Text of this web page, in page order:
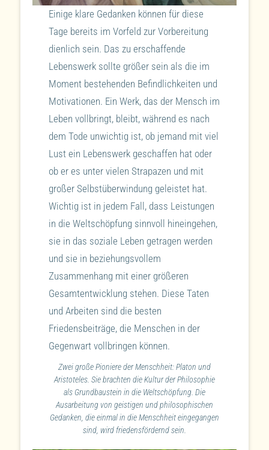
Einige klare Gedanken können für diese
Tage bereits im Vorfeld zur Vorbereitung
dienlich sein. Das zu erschaffende
Lebenswerk sollte größer sein als die im
Moment bestehenden Befindlichkeiten und
Motivationen. Ein Werk, das der Mensch im
Leben vollbringt, bleibt, während es nach
dem Tode unwichtig ist, ob jemand mit viel
Lust ein Lebenswerk geschaffen hat oder
ob er es unter vielen Strapazen und mit
großer Selbstüberwindung geleistet hat.
Wichtig ist in jedem Fall, dass Leistungen
in die Weltschöpfung sinnvoll hineingehen,
sie in das soziale Leben getragen werden
und sie in beziehungsvollem
Zusammenhang mit einer größeren
Gesamtentwicklung stehen. Diese Taten
und Arbeiten sind die besten
Friedensbeiträge, die Menschen in der
Gegenwart vollbringen können.
Zwei große Pioniere der Menschheit: Platon und
Aristoteles. Sie brachten die Kultur der Philosophie
als Grundbaustein in die Weltschöpfung. Die
Ausarbeitung von geistigen und philosophischen
Gedanken, die einmal in die Menschheit eingegangen
sind, wird friedensfördernd sein.